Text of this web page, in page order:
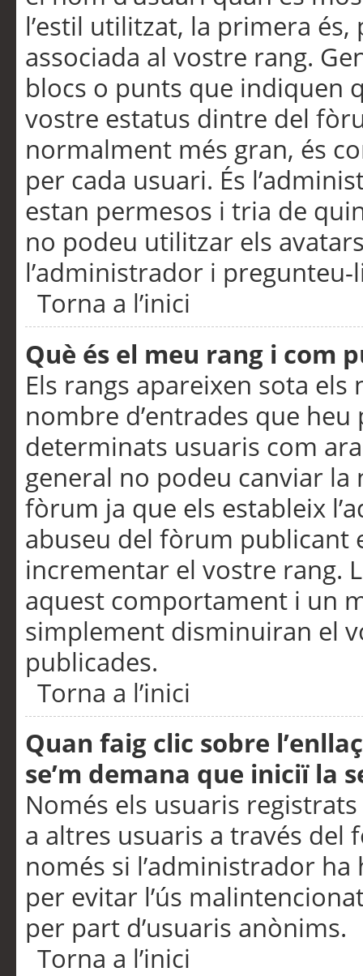
l’estil utilitzat, la primera
associada al vostre rang.
blocs o punts que indiquen
vostre estatus dintre del
normalment més gran, és
per cada usuari. És
estan permesos i tria de
no podeu utilitzar els
l’administrador i pregunteu-
Torna a l’inici
Què és el meu rang i com
Els rangs apareixen sota
nombre d’entrades que
determinats usuaris com
general no podeu canviar
fòrum ja que els estableix
abuseu del fòrum publicant
incrementar el vostre rang.
aquest comportament i un
simplement disminuiran el
publicades.
Torna a l’inici
Quan faig clic sobre
se’m demana que iniciï la
Només els usuaris
a altres usuaris a través
només si l’administrador
per evitar l’ús
per part d’usuaris anònims.
Torna a l’inici